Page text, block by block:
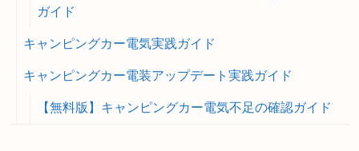
ガイド
キャンピングカー電気実践ガイド
キャンピングカー電装アップデート実践ガイド
【無料版】キャンピングカー電気不足の確認ガイド